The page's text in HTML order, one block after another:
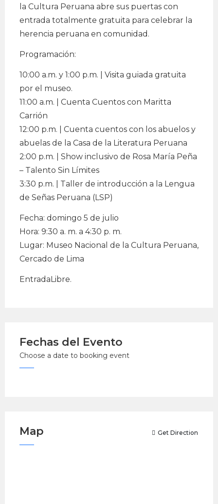
la Cultura Peruana abre sus puertas con
entrada totalmente gratuita para celebrar la
herencia peruana en comunidad.
Programación:
10:00 a.m. y 1:00 p.m. | Visita guiada gratuita
por el museo.
11:00 a.m. | Cuenta Cuentos con Maritta
Carrión
12:00 p.m. | Cuenta cuentos con los abuelos y
abuelas de la Casa de la Literatura Peruana
2:00 p.m. | Show inclusivo de Rosa María Peña
– Talento Sin Límites
3:30 p.m. | Taller de introducción a la Lengua
de Señas Peruana (LSP)
Fecha: domingo 5 de julio
Hora: 9:30 a. m. a 4:30 p. m.
Lugar: Museo Nacional de la Cultura Peruana,
Cercado de Lima
EntradaLibre.
Fechas del Evento
Choose a date to booking event
Map Get Direction